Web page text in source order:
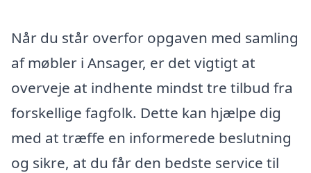
Når du står overfor opgaven med samling
af møbler i Ansager, er det vigtigt at
overveje at indhente mindst tre tilbud fra
forskellige fagfolk. Dette kan hjælpe dig
med at træffe en informerede beslutning
og sikre, at du får den bedste service til